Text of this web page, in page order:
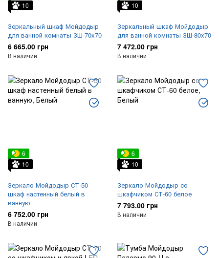
10
Зеркальный шкаф Мойдодыр
для ванной комнаты ЗШ-70x70
6 665.00 грн
В наличии
10
Зеркальный шкаф Мойдодыр
для ванной комнаты ЗШ-80x70
7 472.00 грн
В наличии
6
10
Зеркало Мойдодыр СТ-50
шкаф настенный белый в
ванную
6 752.00 грн
В наличии
6
10
Зеркало Мойдодыр со
шкафчиком СТ-60 белое
7 793.00 грн
В наличии